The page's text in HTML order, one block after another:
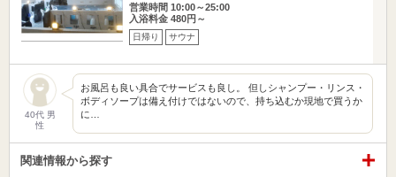
営業時間 10:00～25:00
入浴料金 480円～
日帰り サウナ
40代 男
性
お風呂も良い具合でサービスも良し。 但しシャンプー・リンス・
ボディソープは備え付けではないので、持ち込むか現地で買うか
に…
関連情報から探す